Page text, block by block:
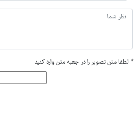
* لطفا متن تصویر را در جعبه متن وارد کنید